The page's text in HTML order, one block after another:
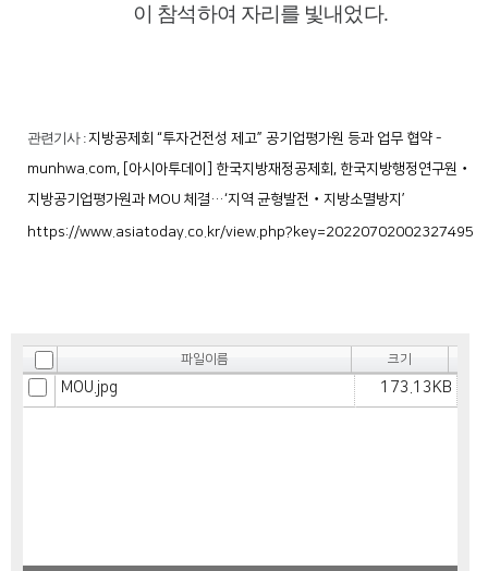
이 참석하여 자리를 빛내었다.
관련기사 :지방공제회 “투자건전성 제고” 공기업평가원 등과 업무 협약 -
munhwa.com
[아시아투데이] 한국지방재정공제회, 한국지방행정연구원‧
지방공기업평가원과 MOU 체결…‘지역 균형발전‧지방소멸방지’
https://www.asiatoday.co.kr/view.php?key=20220702002327495
파일이름 크기
MOU.jpg 173.13KB